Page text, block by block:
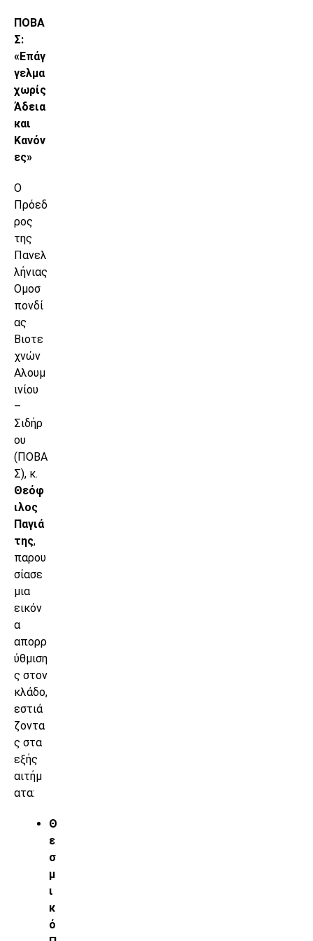
ΠΟΒΑ
Σ:
«Επάγ
γελμα
χωρίς
Άδεια
και
Κανόν
ες»
Ο
Πρόεδ
ρος
της
Πανελ
λήνιας
Ομοσ
πονδί
ας
Βιοτε
χνών
Αλουμ
ινίου
–
Σιδήρ
ου
(ΠΟΒΑ
Σ), κ.
Θεόφ
ιλος
Παγιά
της,
παρου
σίασε
μια
εικόν
α
απορρ
ύθμιση
ς στον
κλάδο,
εστιά
ζοντα
ς στα
εξής
αιτήμ
ατα:
Θ
ε
σ
μ
ι
κ
ό